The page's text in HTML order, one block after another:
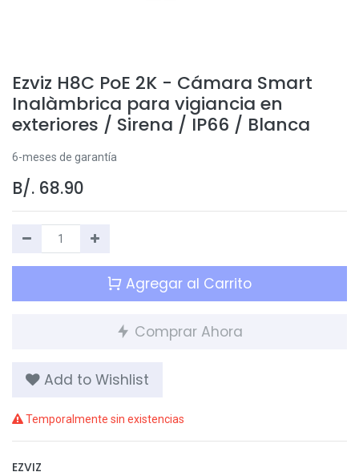
Ezviz H8C PoE 2K - Cámara Smart
Inalàmbrica para vigiancia en
exteriores / Sirena / IP66 / Blanca
6-meses de garantía
B/. 68.90
Agregar al Carrito
Comprar Ahora
Add to Wishlist
Temporalmente sin existencias
EZVIZ